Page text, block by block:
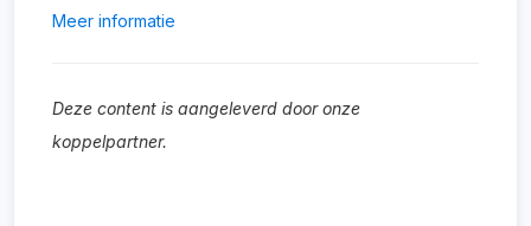
Meer informatie
Deze content is aangeleverd door onze
koppelpartner.